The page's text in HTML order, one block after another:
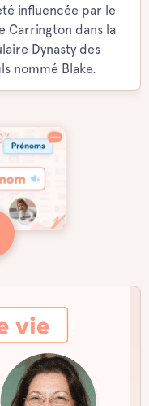
influencée par le
Carrington dans la
Dynasty des
nommé Blake.